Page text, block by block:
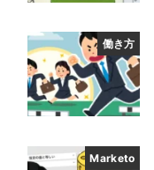
働き方
Marketo